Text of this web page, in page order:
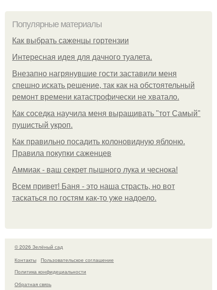
Популярные материалы
Как выбрать саженцы гортензии
Интересная идея для дачного туалета.
Внезапно нагрянувшие гости заставили меня
спешно искать решение, так как на обстоятельный
ремонт времени катастрофически не хватало.
Как соседка научила меня выращивать "тот Самый"
пушистый укроп.
Как правильно посадить колоновидную яблоню.
Правила покупки саженцев
Аммиак - ваш секрет пышного лука и чеснока!
Всем привет! Баня - это наша страсть, но вот
таскаться по гостям как-то уже надоело.
© 2026 Зелёный сад
Контакты
Пользовательское соглашение
Политика конфидециальности
Обратная связь